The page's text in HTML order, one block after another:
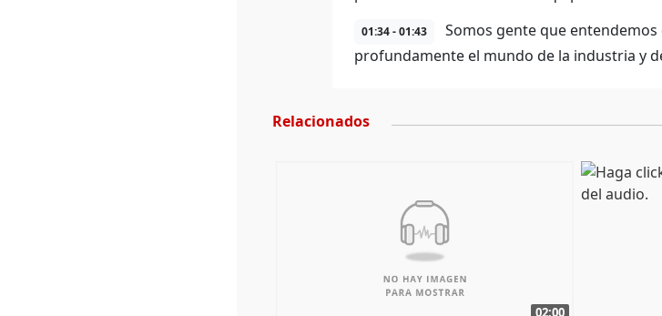
01:34 - 01:43
Somos gente que
profundamente el mundo de la industria y
Relacionados
02:00